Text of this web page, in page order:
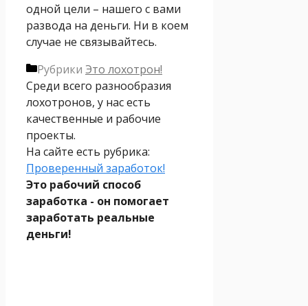
одной цели – нашего с вами
развода на деньги. Ни в коем
случае не связывайтесь.
Рубрики Это лохотрон!
Среди всего разнообразия
лохотронов, у нас есть
качественные и рабочие
проекты.
На сайте есть рубрика:
Проверенный заработок!
Это рабочий способ
заработка - он помогает
заработать реальные
деньги!